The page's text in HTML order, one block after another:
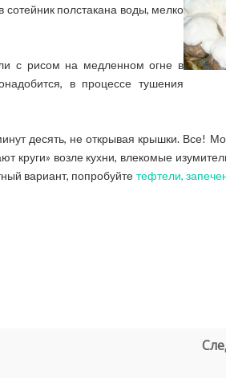
полстакана воды, мелко
с рисом на медленном огне в
в процессе тушения
десять, не открывая крышки. Все!
круги» возле кухни, влекомые
вариант, попробуйте тефтели,